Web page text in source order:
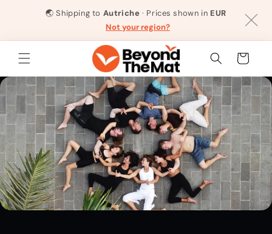
passer🌏 Shipping to Autriche · Prices shown in EUR
Not your region?
Panier